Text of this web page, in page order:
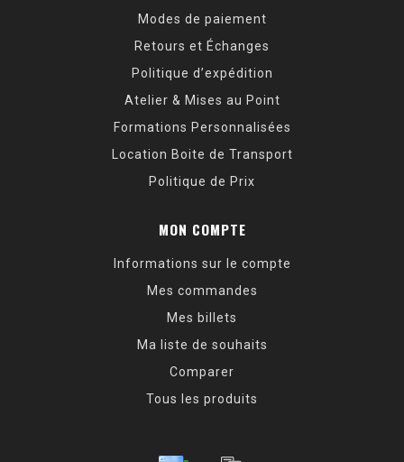
Modes de paiement
Retours et Échanges
Politique d’expédition
Atelier & Mises au Point
Formations Personnalisées
Location Boite de Transport
Politique de Prix
MON COMPTE
Informations sur le compte
Mes commandes
Mes billets
Ma liste de souhaits
Comparer
Tous les produits